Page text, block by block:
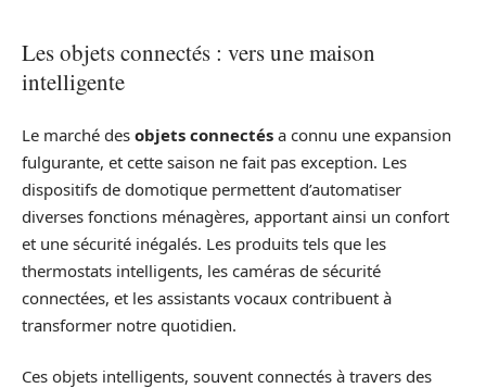
Les objets connectés : vers une maison
intelligente
Le marché des objets connectés a connu une expansion
fulgurante, et cette saison ne fait pas exception. Les
dispositifs de domotique permettent d’automatiser
diverses fonctions ménagères, apportant ainsi un confort
et une sécurité inégalés. Les produits tels que les
thermostats intelligents, les caméras de sécurité
connectées, et les assistants vocaux contribuent à
transformer notre quotidien.
Ces objets intelligents, souvent connectés à travers des